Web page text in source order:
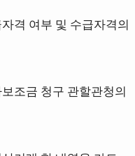
격 여부 및 수급자격의
조금 청구 관할관청의